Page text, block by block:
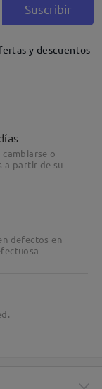
Suscribir
y descuentos
o
a partir de su
defectos en